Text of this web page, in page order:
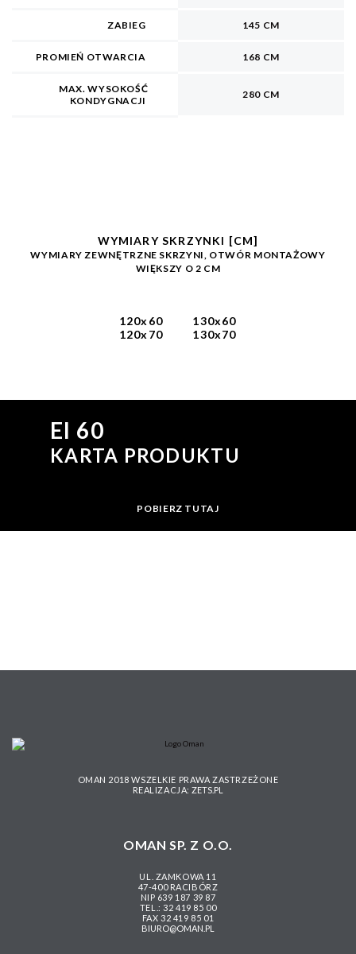
ZABIEG 145 CM
PROMIEŃ OTWARCIA 168 CM
MAX. WYSOKOŚĆ
KONDYGNACJI
280 CM
WYMIARY SKRZYNKI [CM]
WYMIARY ZEWNĘTRZNE SKRZYNI, OTWÓR MONTAŻOWY
WIĘKSZY O 2 CM
120x60
130x60
120x70
130x70
EI 60
KARTA PRODUKTU
POBIERZ TUTAJ
OMAN 2018 WSZELKIE PRAWA ZASTRZEŻONE
REALIZACJA:ZETS.PL
OMAN SP. Z O.O.
UL. ZAMKOWA 11
47-400 RACIBÓRZ
NIP 639 187 39 87
TEL.: 32 419 85 00
FAX 32 419 85 01
BIURO@OMAN.PL